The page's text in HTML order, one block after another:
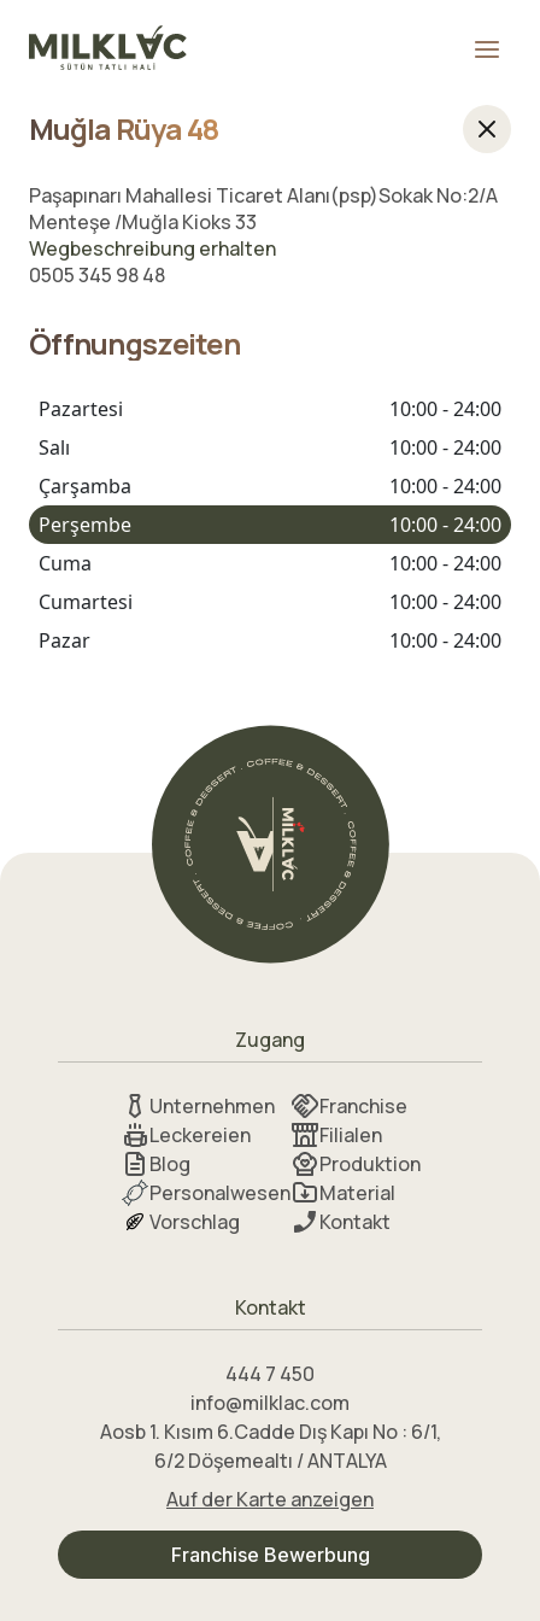
Muğla Rüya 48
Paşapınarı Mahallesi Ticaret Alanı(psp)Sokak No:2/A
Menteşe /Muğla Kioks 33
Wegbeschreibung erhalten
0505 345 98 48
Öffnungszeiten
Pazartesi
10:00 - 24:00
Salı
10:00 - 24:00
Çarşamba
10:00 - 24:00
Perşembe
10:00 - 24:00
Cuma
10:00 - 24:00
Cumartesi
10:00 - 24:00
Pazar
10:00 - 24:00
Zugang
Unternehmen
Leckereien
Blog
Personalwesen
Vorschlag
Franchise
Filialen
Produktion
Material
Kontakt
Kontakt
444 7 450
info@milklac.com
Aosb 1. Kısım 6.Cadde Dış Kapı No : 6/1,
6/2 Döşemealtı / ANTALYA
Auf der Karte anzeigen
Franchise Bewerbung